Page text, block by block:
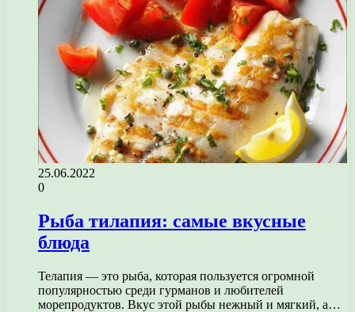
25.06.2022
0
Рыба тилапия: самые вкусные
блюда
Телапия — это рыба, которая пользуется огромной
популярностью среди гурманов и любителей
морепродуктов. Вкус этой рыбы нежный и мягкий, а…